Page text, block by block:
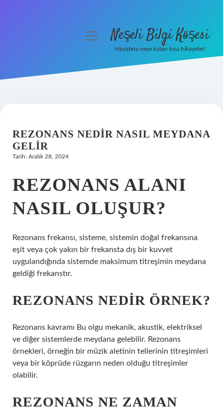
Hakkımızda
menüyüNeşeli Bilgi Köşesi
Hayatına neşe katan kısa hikayeler!
REZONANS NEDIR NASIL MEYDANA
GELIR
Tarih: Aralık 28, 2024
REZONANS ALANI
NASIL OLUŞUR?
Rezonans frekansı, sisteme, sistemin doğal frekansına
eşit veya çok yakın bir frekansta dış bir kuvvet
uygulandığında sistemde maksimum titreşimin meydana
geldiği frekanstır.
REZONANS NEDIR ÖRNEK?
Rezonans kavramı Bu olgu mekanik, akustik, elektriksel
ve diğer sistemlerde meydana gelebilir. Rezonans
örnekleri, örneğin bir müzik aletinin tellerinin titreşimleri
veya bir köprüde rüzgarın neden olduğu titreşimler
olabilir.
REZONANS NE ZAMAN